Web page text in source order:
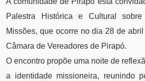
Palestra Histórica e Cultural
Missões, que ocorre no dia 28 de
Câmara de Vereadores de Pirapó.
O encontro propõe uma noite de
a identidade missioneira, reunindo